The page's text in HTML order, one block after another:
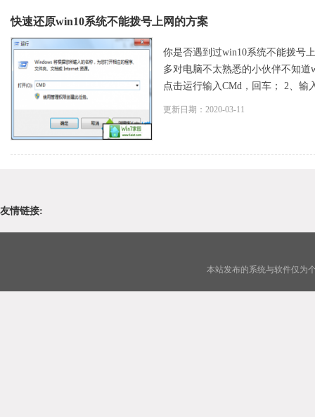
快速还原win10系统不能拨号上网的方案
你是否遇到过win10系统不能拨号
多对电脑不太熟悉的小伙伴不知
点击运行输入CMd，回车； 2、输
更新日期：2020-03-11
友情链接:
本站发布的系统与软件仅为